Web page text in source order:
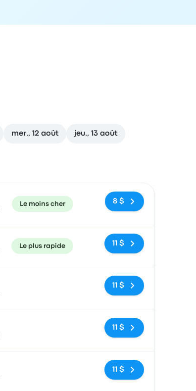
mer., 12 août jeu., 13 août
Le moins cher 8 $
Le plus rapide 11 $
Pas de balises
11 $
Pas de balises
11 $
Pas de balises
11 $